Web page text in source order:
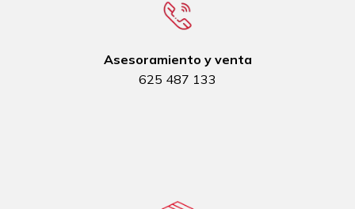
Asesoramiento y venta
625 487 133